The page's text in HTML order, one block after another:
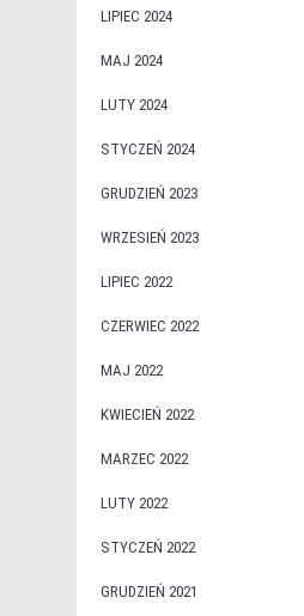
LIPIEC 2024
MAJ 2024
LUTY 2024
STYCZEŃ 2024
GRUDZIEŃ 2023
WRZESIEŃ 2023
LIPIEC 2022
CZERWIEC 2022
MAJ 2022
KWIECIEŃ 2022
MARZEC 2022
LUTY 2022
STYCZEŃ 2022
GRUDZIEŃ 2021